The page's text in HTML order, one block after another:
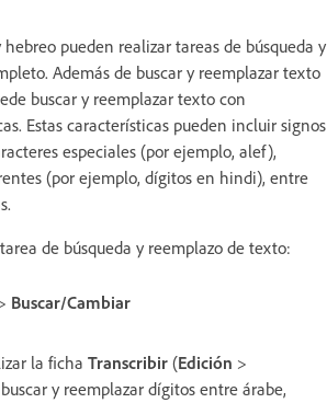
hebreo pueden realizar tareas de búsqueda y
Además de buscar y reemplazar texto
buscar y reemplazar texto con
Estas características pueden incluir signos
especiales (por ejemplo, alef),
(por ejemplo, dígitos en hindi), entre
de búsqueda y reemplazo de texto:
Buscar/Cambiar
la ficha Transcribir (Edición >
y reemplazar dígitos entre árabe,